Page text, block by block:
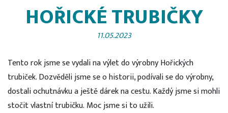
HOŘICKÉ TRUBIČKY
11.05.2023
Tento rok jsme se vydali na výlet do výrobny Hořických
trubiček. Dozvěděli jsme se o historii, podívali se do výrobny,
dostali ochutnávku a ještě dárek na cestu. Každý jsme si mohli
stočit vlastní trubičku. Moc jsme si to užili.